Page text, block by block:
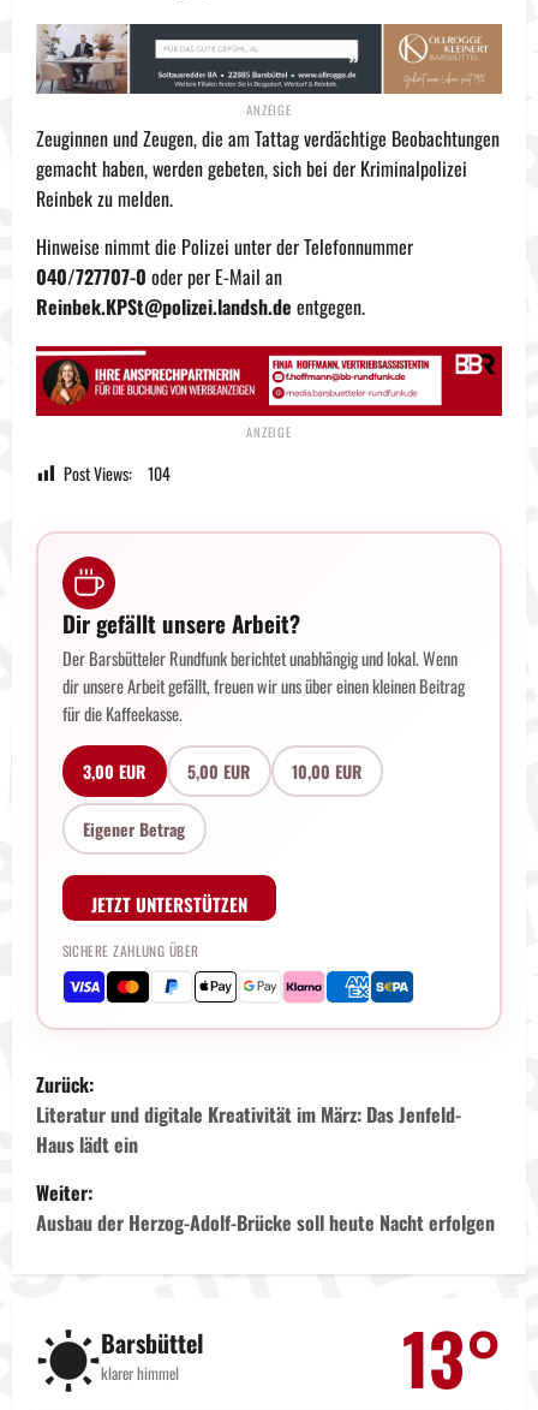
Zeuginnen und Zeugen, die am Tattag verdächtige Beobachtungen
gemacht haben, werden gebeten, sich bei der Kriminalpolizei
Reinbek zu melden.
Hinweise nimmt die Polizei unter der Telefonnummer
040/727707-0 oder per E-Mail an
Reinbek.KPSt@polizei.landsh.de entgegen.
Post Views: 104
Dir gefällt unsere Arbeit?
Der Barsbütteler Rundfunk berichtet unabhängig und lokal. Wenn
dir unsere Arbeit gefällt, freuen wir uns über einen kleinen Beitrag
für die Kaffeekasse.
3,00 EUR 5,00 EUR 10,00 EUR
Eigener Betrag
JETZT UNTERSTÜTZEN
SICHERE ZAHLUNG ÜBER
B
e
i
t
r
a
g
Zurück:
Literatur und digitale Kreativität im März: Das Jenfeld-
Haus lädt ein
Weiter:
Ausbau der Herzog-Adolf-Brücke soll heute Nacht erfolgen
☀️Barsbüttel
klarer himmel 13°